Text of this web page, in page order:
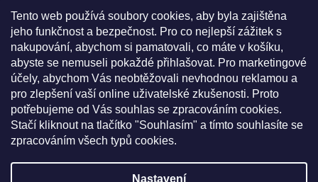
Tento web používá soubory cookies, aby byla zajištěna
jeho funkčnost a bezpečnost. Pro co nejlepší zážitek s
nakupování, abychom si pamatovali, co máte v košíku,
abyste se nemuseli pokaždé přihlašovat. Pro marketingové
účely, abychom Vás neobtěžovali nevhodnou reklamou a
pro zlepšení vaší online uživatelské zkušenosti. Proto
potřebujeme od Vás souhlas se zpracováním cookies.
Stačí kliknout na tlačítko "Souhlasím" a tímto souhlasíte se
zpracováním všech typů cookies.
Nastavení
Podmínky ochrany osobních údajů
Reklamační řád
Kritéria pro výběr koleček
Doprava a platba
Cookies
Novinky